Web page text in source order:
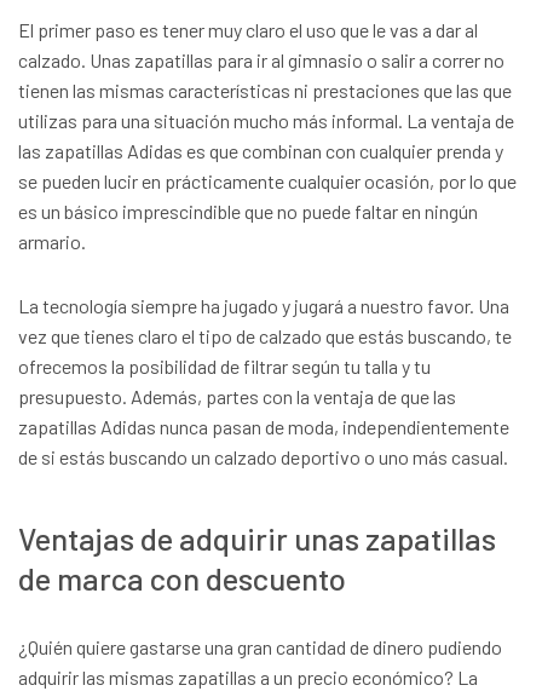
El primer paso es tener muy claro el uso que le vas a dar al
calzado. Unas zapatillas para ir al gimnasio o salir a correr no
tienen las mismas características ni prestaciones que las que
utilizas para una situación mucho más informal. La ventaja de
las zapatillas Adidas es que combinan con cualquier prenda y
se pueden lucir en prácticamente cualquier ocasión, por lo que
es un básico imprescindible que no puede faltar en ningún
armario.
La tecnología siempre ha jugado y jugará a nuestro favor. Una
vez que tienes claro el tipo de calzado que estás buscando, te
ofrecemos la posibilidad de filtrar según tu talla y tu
presupuesto. Además, partes con la ventaja de que las
zapatillas Adidas nunca pasan de moda, independientemente
de si estás buscando un calzado deportivo o uno más casual.
Ventajas de adquirir unas zapatillas
de marca con descuento
¿Quién quiere gastarse una gran cantidad de dinero pudiendo
adquirir las mismas zapatillas a un precio económico? La